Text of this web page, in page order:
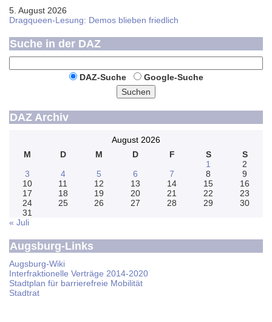
5. August 2026
Dragqueen-Lesung: Demos blieben friedlich
Suche in der DAZ
DAZ-Suche
Google-Suche
Suchen
DAZ Archiv
August 2026
M
D M D F S
S
1
2
3
4 5 6 7 8
9
10
11 12 13 14 15
16
17
18 19 20 21 22
23
24
25 26 27 28 29
30
31
« Juli
Augsburg-Links
Augsburg-Wiki
Interfraktionelle Verträge 2014-2020
Stadtplan für barrierefreie Mobilität
Stadtrat